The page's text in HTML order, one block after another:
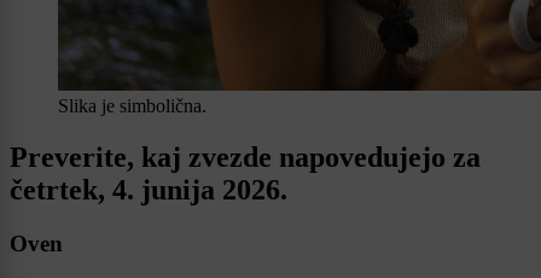
Slika je simbolična.
Preverite, kaj zvezde napovedujejo za
četrtek, 4. junija 2026.
Oven